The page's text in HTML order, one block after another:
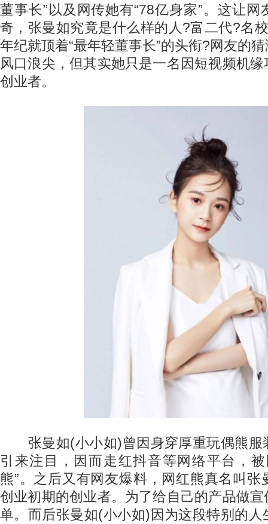
董事长”以及网传她有“78亿身家”。这让
奇，张曼如究竟是什么样的人?富二代?名
年纪就顶着“最年轻董事长”的头衔?网友的
风口浪尖，但其实她只是一名因短视频机
创业者。
张曼如(小小如)曾因身穿厚重玩偶熊服
引来注目，因而走红抖音等网络平台，
熊”。之后又有网友爆料，网红熊真名叫张
创业初期的创业者。为了给自己的产品做
单。而后张曼如(小小如)因为这段特别的